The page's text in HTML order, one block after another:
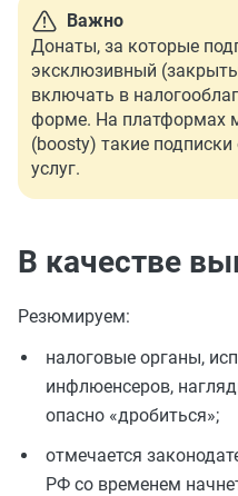
Важно
Донаты, за которые
эксклюзивный
включать в
форме. На платформах
(boosty) такие
услуг.
В качестве
Резюмируем:
налоговые органы,
инфлюенсеров,
опасно «дробиться»;
отмечается
РФ со временем